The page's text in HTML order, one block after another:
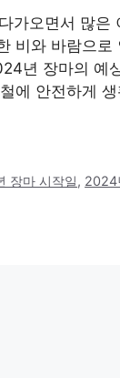
가오면서 많은
비와 바람으
년 장마의 예
에 안전하게
장마 시작일, 2024